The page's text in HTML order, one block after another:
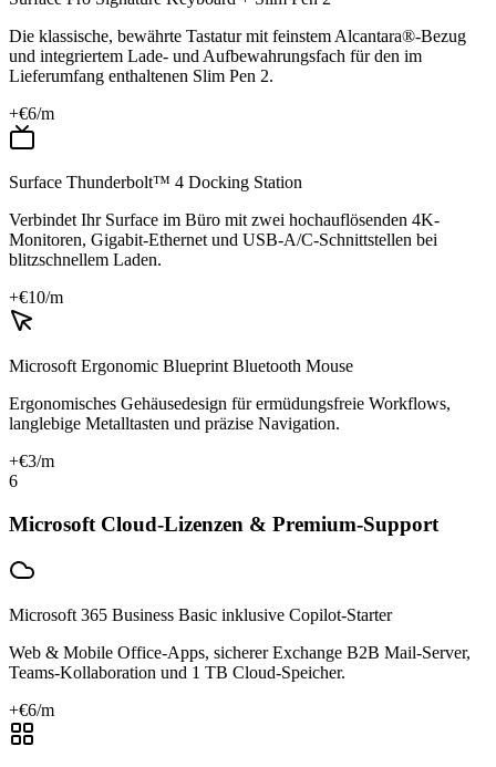
Die klassische, bewährte Tastatur mit feinstem Alcantara®-Bezug
und integriertem Lade- und Aufbewahrungsfach für den im
Lieferumfang enthaltenen Slim Pen 2.
+€6/m
Surface Thunderbolt™ 4 Docking Station
Verbindet Ihr Surface im Büro mit zwei hochauflösenden 4K-
Monitoren, Gigabit-Ethernet und USB-A/C-Schnittstellen bei
blitzschnellem Laden.
+€10/m
Microsoft Ergonomic Blueprint Bluetooth Mouse
Ergonomisches Gehäusedesign für ermüdungsfreie Workflows,
langlebige Metalltasten und präzise Navigation.
+€3/m
6
Microsoft Cloud-Lizenzen & Premium-Support
Microsoft 365 Business Basic inklusive Copilot-Starter
Web & Mobile Office-Apps, sicherer Exchange B2B Mail-Server,
Teams-Kollaboration und 1 TB Cloud-Speicher.
+€6/m